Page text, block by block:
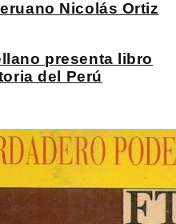
Nicolás Ortiz
presenta libro
del Perú